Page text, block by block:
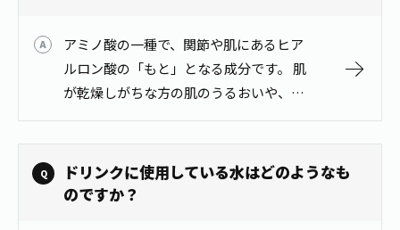
アミノ酸の一種で、関節や肌にあるヒア
ルロン酸の「もと」となる成分です。 肌
が乾燥しがちな方の肌のうるおいや、移
動時のひざ関節の違和感を軽減すること
が報告されています。 商品情報はこちら
から https://www.ito…
ドリンクに使用している水はどのようなも
のですか？